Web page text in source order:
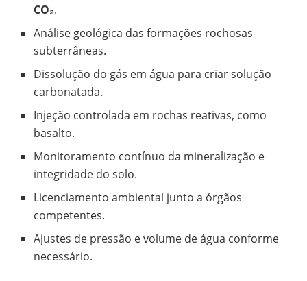
CO₂.
Análise geológica das formações rochosas
subterrâneas.
Dissolução do gás em água para criar solução
carbonatada.
Injeção controlada em rochas reativas, como
basalto.
Monitoramento contínuo da mineralização e
integridade do solo.
Licenciamento ambiental junto a órgãos
competentes.
Ajustes de pressão e volume de água conforme
necessário.